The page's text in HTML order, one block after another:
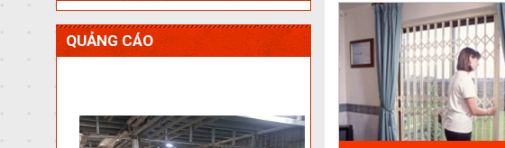
QUẢNG CÁO